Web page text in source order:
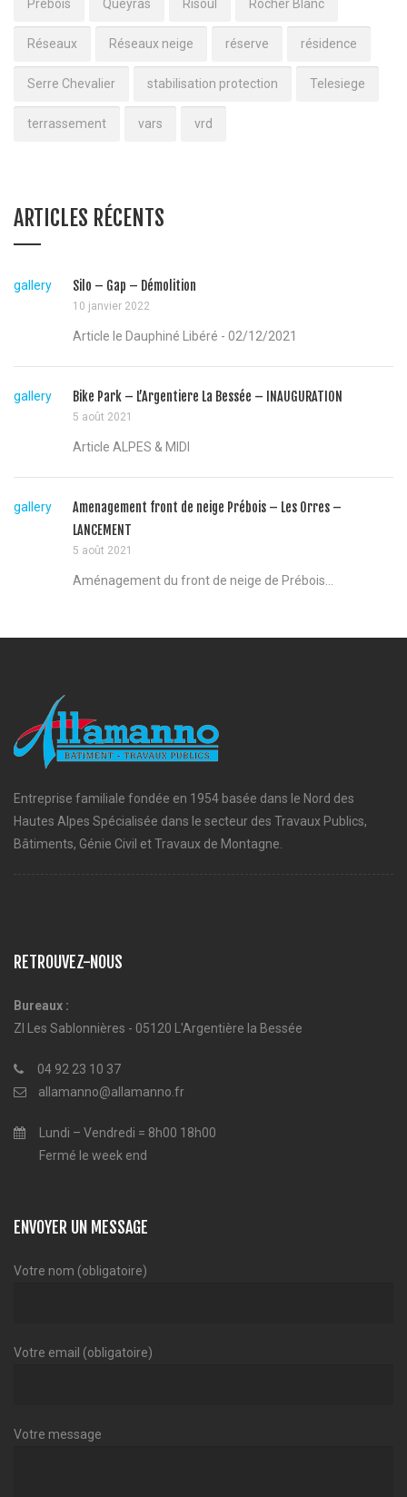
Prébois Queyras Risoul Rocher Blanc
Réseaux Réseaux neige réserve résidence
Serre Chevalier stabilisation protection Telesiege
terrassement vars vrd
ARTICLES RÉCENTS
gallery Silo – Gap – Démolition
10 janvier 2022
Article le Dauphiné Libéré - 02/12/2021
gallery Bike Park – L’Argentiere La Bessée – INAUGURATION
5 août 2021
Article ALPES & MIDI
gallery
Amenagement front de neige Prébois – Les Orres –
LANCEMENT
5 août 2021
Aménagement du front de neige de Prébois...
Entreprise familiale fondée en 1954 basée dans le Nord des
Hautes Alpes Spécialisée dans le secteur des Travaux Publics,
Bâtiments, Génie Civil et Travaux de Montagne.
RETROUVEZ-NOUS
Bureaux :
ZI Les Sablonnières - 05120 L'Argentière la Bessée
04 92 23 10 37
allamanno@allamanno.fr
Lundi – Vendredi = 8h00 18h00
Fermé le week end
ENVOYER UN MESSAGE
Votre nom (obligatoire)
Votre email (obligatoire)
Votre message